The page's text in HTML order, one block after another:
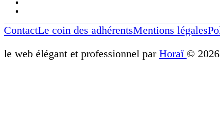
ContactLe coin des adhérentsMentions légales
le web élégant et professionnel par Horaï © 2026